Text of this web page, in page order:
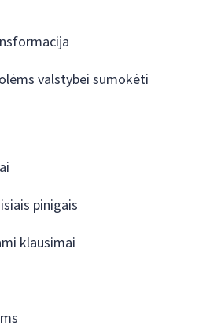
valstybei sumokėti
pinigais
klausimai